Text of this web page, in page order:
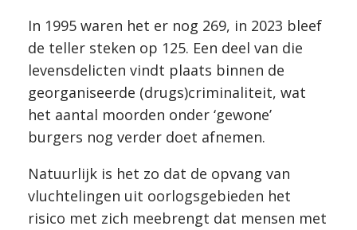
In 1995 waren het er nog 269, in 2023 bleef
de teller steken op 125. Een deel van die
levensdelicten vindt plaats binnen de
georganiseerde (drugs)criminaliteit, wat
het aantal moorden onder ‘gewone’
burgers nog verder doet afnemen.
Natuurlijk is het zo dat de opvang van
vluchtelingen uit oorlogsgebieden het
risico met zich meebrengt dat mensen met